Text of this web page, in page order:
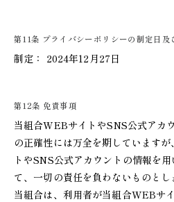
第11条 プライバシーポリシーの制定日及
制定： 2024年12月27日
第12条 免責事項
当組合WEBサイトやSNS公式アカ
の正確性には万全を期しています
トやSNS公式アカウントの情報を
て、一切の責任を負わないものとし
当組合は、利用者が当組合WEBサ